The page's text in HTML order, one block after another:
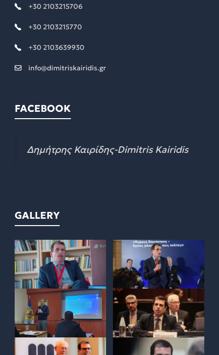
+30 2103215706
+30 2103215770
+30 2103639930
info@dimitriskairidis.gr
FACEBOOK
Δημήτρης Καιρίδης-Dimitris Kairidis
GALLERY